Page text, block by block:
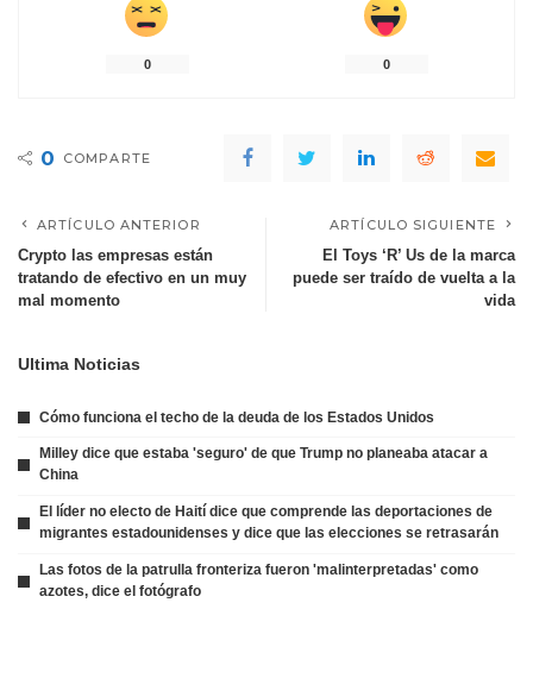
0 0
0 COMPARTE
ARTÍCULO ANTERIOR
Crypto las empresas están
tratando de efectivo en un muy
mal momento
ARTÍCULO SIGUIENTE
El Toys ‘R’ Us de la marca
puede ser traído de vuelta a la
vida
Ultima Noticias
Cómo funciona el techo de la deuda de los Estados Unidos
Milley dice que estaba 'seguro' de que Trump no planeaba atacar a
China
El líder no electo de Haití dice que comprende las deportaciones de
migrantes estadounidenses y dice que las elecciones se retrasarán
Las fotos de la patrulla fronteriza fueron 'malinterpretadas' como
azotes, dice el fotógrafo